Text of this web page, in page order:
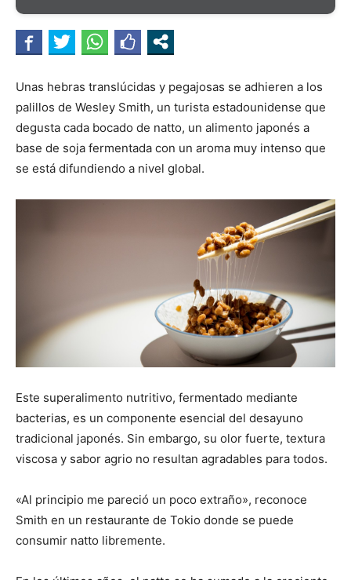
Unas hebras translúcidas y pegajosas se adhieren a los
palillos de Wesley Smith, un turista estadounidense que
degusta cada bocado de natto, un alimento japonés a
base de soja fermentada con un aroma muy intenso que
se está difundiendo a nivel global.
Este superalimento nutritivo, fermentado mediante
bacterias, es un componente esencial del desayuno
tradicional japonés. Sin embargo, su olor fuerte, textura
viscosa y sabor agrio no resultan agradables para todos.
«Al principio me pareció un poco extraño», reconoce
Smith en un restaurante de Tokio donde se puede
consumir natto libremente.